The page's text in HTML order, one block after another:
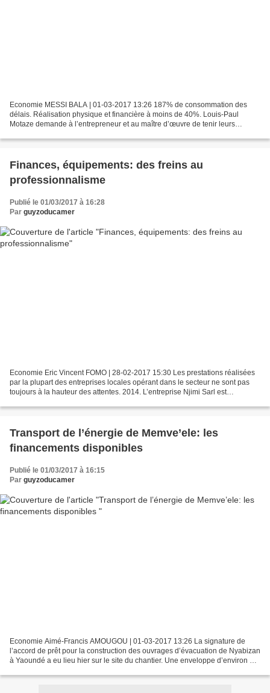
Economie MESSI BALA | 01-03-2017 13:26 187% de consommation des
délais. Réalisation physique et financière à moins de 40%. Louis-Paul
Motaze demande à l’entrepreneur et au maître d’œuvre de tenir leurs
Finances, équipements: des freins au
professionnalisme
Publié le 01/03/2017 à 16:28
Par guyzoducamer
Economie Eric Vincent FOMO | 28-02-2017 15:30 Les prestations réalisées
par la plupart des entreprises locales opérant dans le secteur ne sont pas
toujours à la hauteur des attentes. 2014. L’entreprise Njimi Sarl est
Transport de l’énergie de Memve’ele: les
financements disponibles
Publié le 01/03/2017 à 16:15
Par guyzoducamer
Economie Aimé-Francis AMOUGOU | 01-03-2017 13:26 La signature de
l’accord de prêt pour la construction des ouvrages d’évacuation de Nyabizan
à Yaoundé a eu lieu hier sur le site du chantier. Une enveloppe d’environ 86